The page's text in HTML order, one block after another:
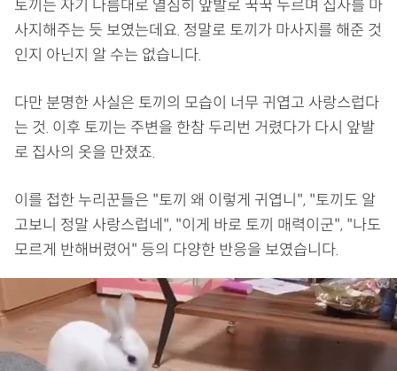
토끼는 자기 나름대로 열심히 앞발로 꾹꾹 누르며 집사를 마
사지해주는 듯 보였는데요. 정말로 토끼가 마사지를 해준 것
인지 아닌지 알 수는 없습니다.
다만 분명한 사실은 토끼의 모습이 너무 귀엽고 사랑스럽다
는 것. 이후 토끼는 주변을 한참 두리번 거렸다가 다시 앞발
로 집사의 옷을 만졌죠.
이를 접한 누리꾼들은 "토끼 왜 이렇게 귀엽니", "토끼도 알
고보니 정말 사랑스럽네", "이게 바로 토끼 매력이군", "나도
모르게 반해버렸어" 등의 다양한 반응을 보였습니다.